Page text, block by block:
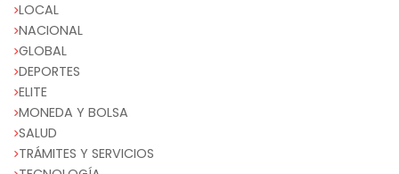
LOCAL
NACIONAL
GLOBAL
DEPORTES
ELITE
MONEDA Y BOLSA
SALUD
TRÁMITES Y SERVICIOS